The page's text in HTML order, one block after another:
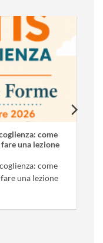
come
una lezione
come
una lezione